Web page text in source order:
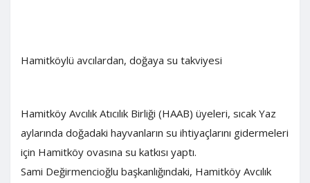
Hamitköylü avcılardan, doğaya su takviyesi
Hamitköy Avcılık Atıcılık Birliği (HAAB) üyeleri, sıcak Yaz
aylarında doğadaki hayvanların su ihtiyaçlarını gidermeleri
için Hamitköy ovasına su katkısı yaptı.
Sami Değirmencioğlu başkanlığındaki, Hamitköy Avcılık